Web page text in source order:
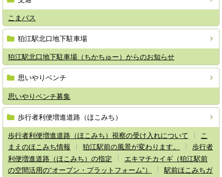
こまバス
狛江駅北口地下駐車場
狛江駅北口地下駐車場（ちかちゅー）からのお知らせ
思いやりベンチ
思いやりベンチ募集
歩行者利便増進道路（ほこみち）
歩行者利便増進道路（ほこみち）視察の受け入れについて
こ
まえのほこみち情報
狛江駅前の風景が変わります。
歩行者
利便増進道路（ほこみち）の指定
エキマチカイギ（狛江駅前
の空間活用の“オープン・プラットフォーム”）
駅前ほこみちガ